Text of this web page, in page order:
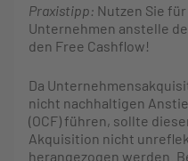
Praxistipp: Nutzen Sie
Unternehmen anstelle
den Free Cashflow!
Da
nicht nachhaltigen
(OCF) führen, sollte
Akquisition nicht
herangezogen werden.